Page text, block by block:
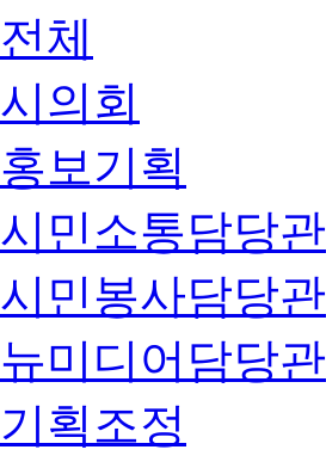
전체
시의회
홍보기획
시민소통담당관
시민봉사담당관
뉴미디어담당관
기획조정